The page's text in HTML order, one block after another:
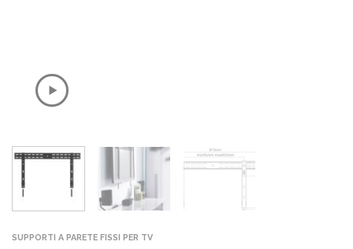
SUPPORTI A PARETE FISSI PER TV